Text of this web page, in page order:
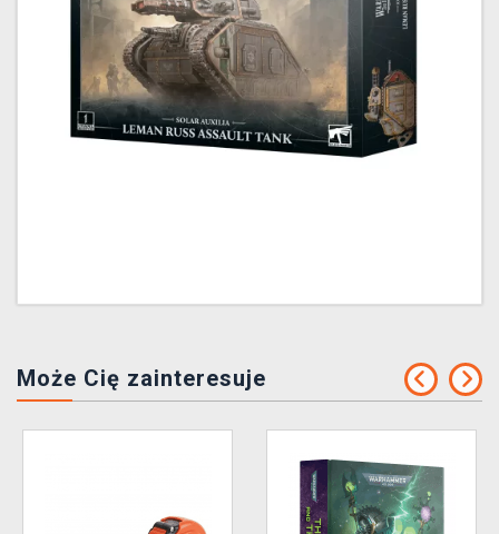
Może Cię zainteresuje